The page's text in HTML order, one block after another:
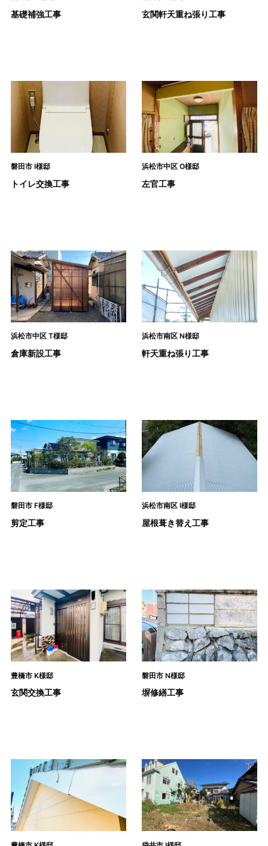
基礎補強工事 玄関軒天重ね張り工事
磐田市 I様邸
トイレ交換工事
浜松市中区 O様邸
左官工事
浜松市中区 T様邸
倉庫新設工事
浜松市南区 N様邸
軒天重ね張り工事
磐田市 F様邸
剪定工事
浜松市南区 I様邸
屋根葺き替え工事
豊橋市 K様邸
玄関交換工事
磐田市 N様邸
塀修繕工事